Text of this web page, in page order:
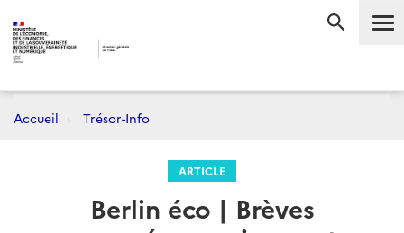
Accueil Trésor-Info
ARTICLE
Berlin éco | Brèves